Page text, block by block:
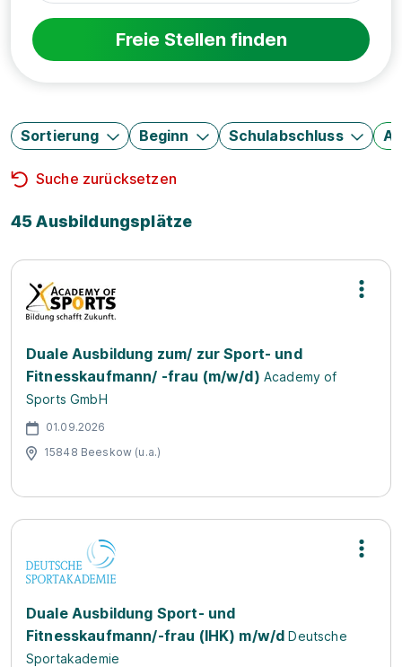
Freie Stellen finden
Sortierung Beginn Schulabschluss
Suche zurücksetzen
45 Ausbildungsplätze
Duale Ausbildung zum/ zur Sport- und
Fitnesskaufmann/ -frau (m/w/d) Academy of
Sports GmbH
01.09.2026
15848 Beeskow (u.a.)
Duale Ausbildung Sport- und
Fitnesskaufmann/-frau (IHK) m/w/d Deutsche
Sportakademie